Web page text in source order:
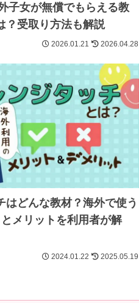
子女が無償でもらえる教
？受取り方法も解説
2026.01.21 2026.04.28
はどんな教材？海外で使う
メリットを利用者が解
2024.01.22 2025.05.19